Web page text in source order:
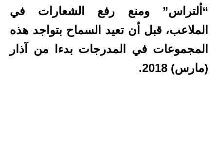
“ألتراس” ومنع رفع الشعارات في
الملاعب، قبل أن تعيد السماح بتواجد هذه
المجموعات في المدرجات بدءا من آذار
(مارس) 2018.